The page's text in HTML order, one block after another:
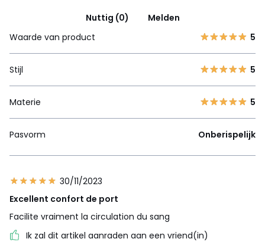
Nuttig (0)
Melden
Waarde van product
5
Stijl 5
Materie 5
Pasvorm Onberispelijk
30/11/2023
Excellent confort de port
Facilite vraiment la circulation du sang
Ik zal dit artikel aanraden aan een vriend(in)